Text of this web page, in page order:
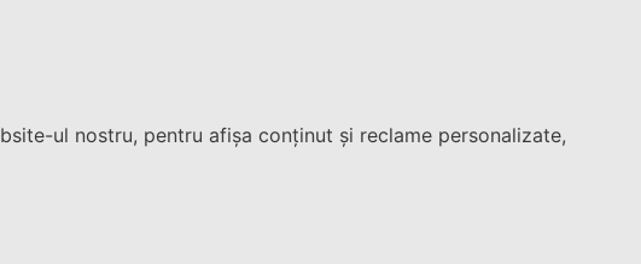
ul nostru, pentru afișa conținut și reclame personalizate,